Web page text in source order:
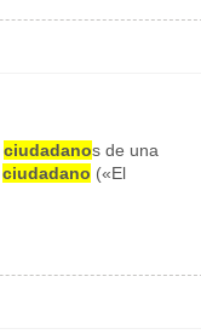
ciudadanos de una
ciudadano («El